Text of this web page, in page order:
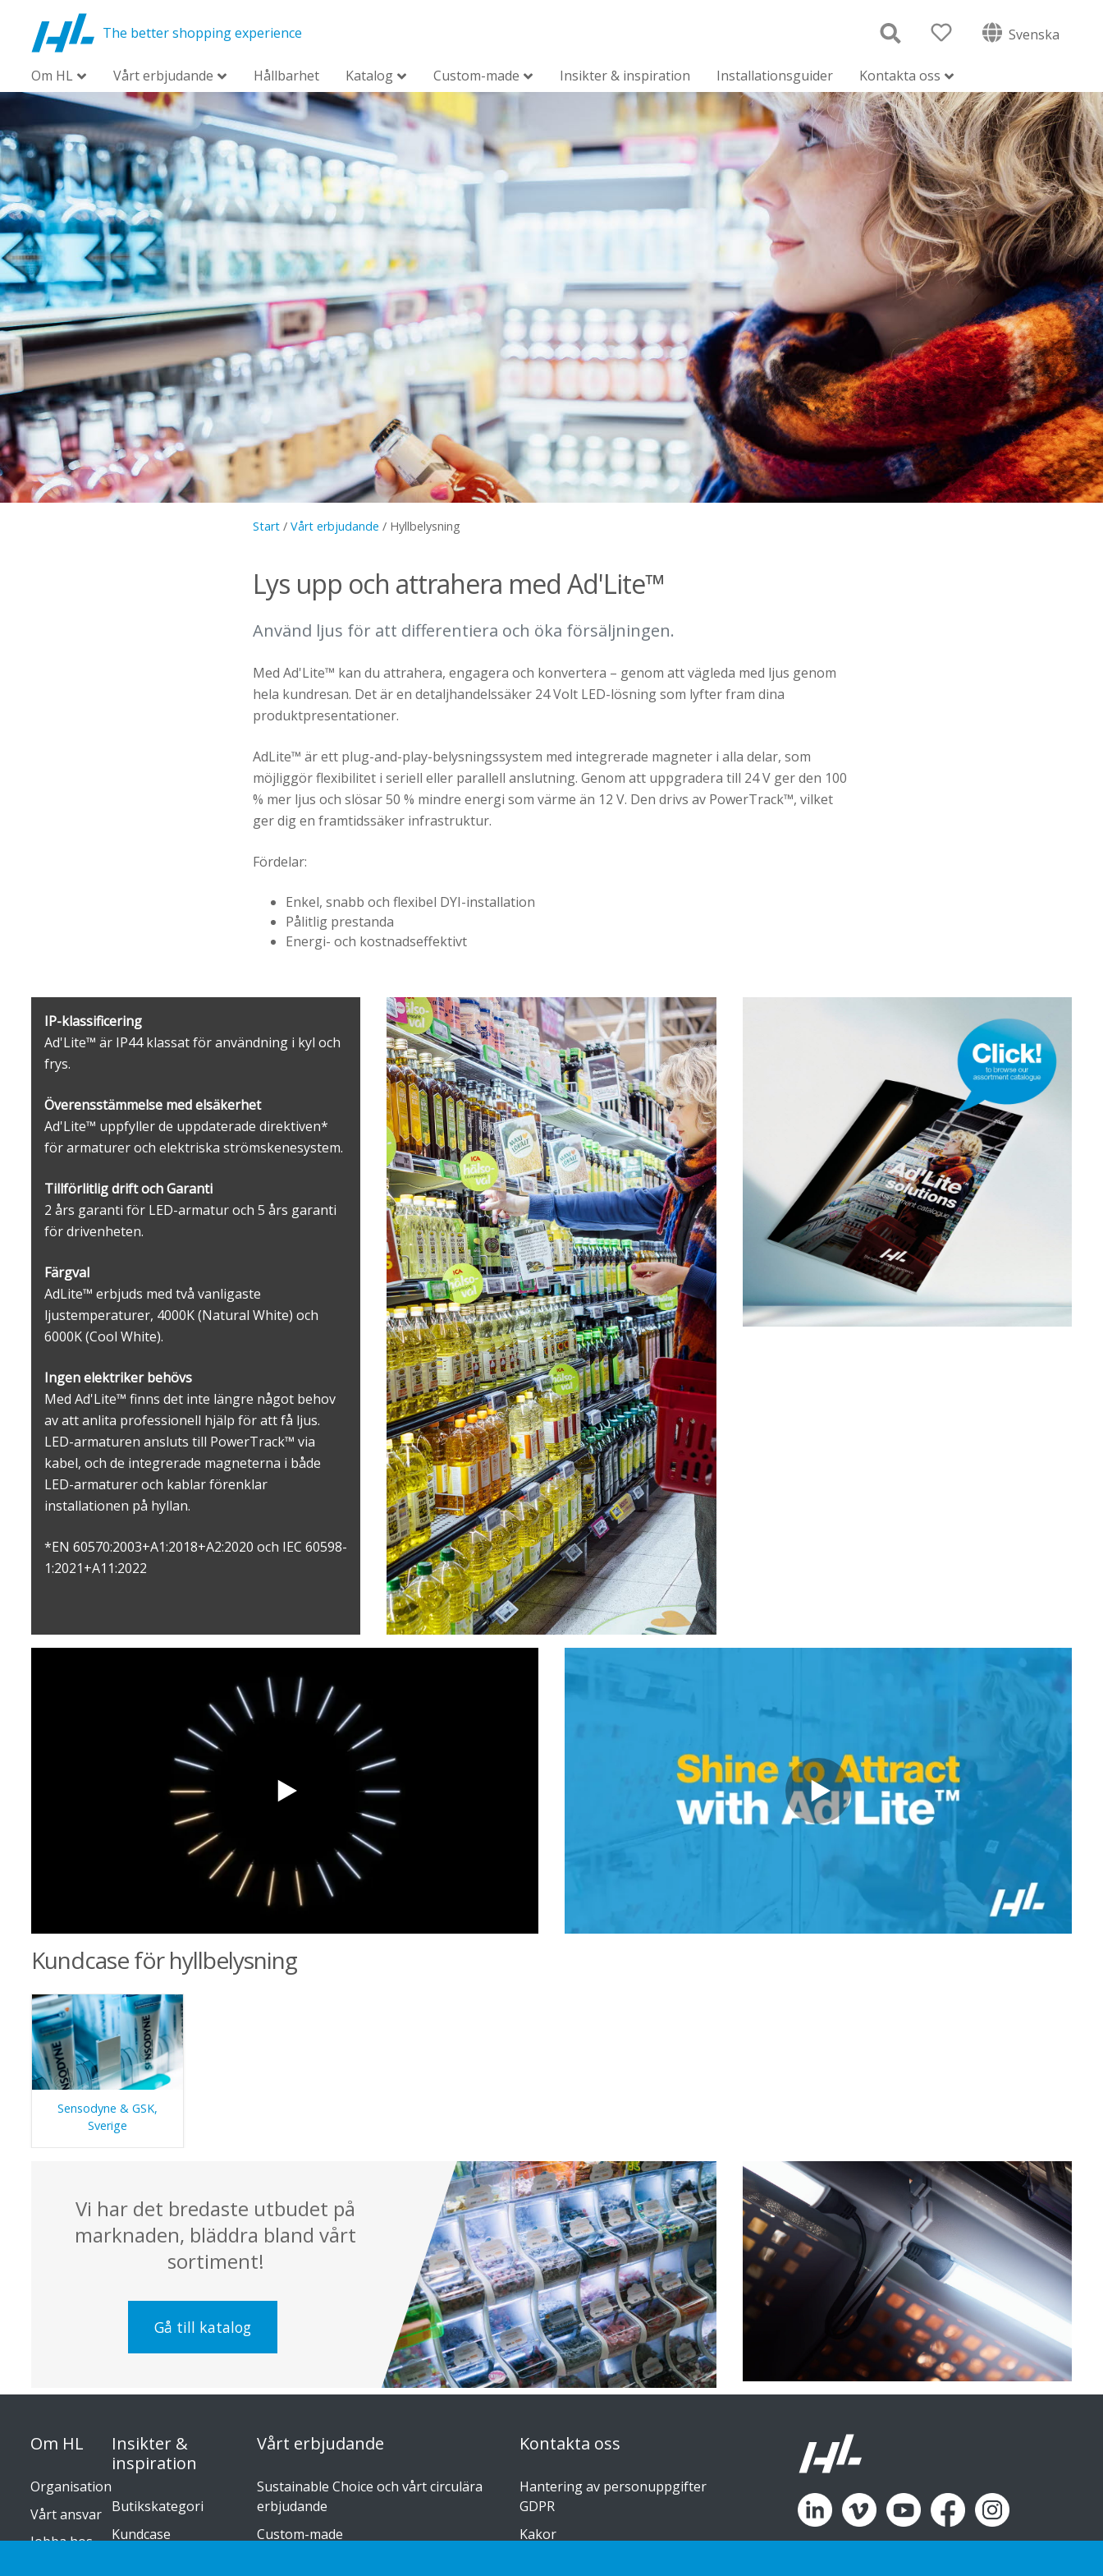
The better shopping experience Svenska
Om HL Vårt erbjudande Hållbarhet Katalog Custom-made Insikter & inspiration Installationsguider Kontakta oss
Start/ Vårt erbjudande / Hyllbelysning
Lys upp och attrahera med Ad'Lite™
Använd ljus för att differentiera och öka försäljningen.
Med Ad'Lite™ kan du attrahera, engagera och konvertera – genom att vägleda med ljus genom
hela kundresan. Det är en detaljhandelssäker 24 Volt LED-lösning som lyfter fram dina
produktpresentationer.
AdLite™ är ett plug-and-play-belysningssystem med integrerade magneter i alla delar, som
möjliggör flexibilitet i seriell eller parallell anslutning. Genom att uppgradera till 24 V ger den 100
% mer ljus och slösar 50 % mindre energi som värme än 12 V. Den drivs av PowerTrack™, vilket
ger dig en framtidssäker infrastruktur.
Fördelar:
Enkel, snabb och flexibel DYI-installation
Pålitlig prestanda
Energi- och kostnadseffektivt
IP-klassificering
Ad'Lite™ är IP44 klassat för användning i kyl och
frys.
Överensstämmelse med elsäkerhet
Ad'Lite™ uppfyller de uppdaterade direktiven*
för armaturer och elektriska strömskenesystem.
Tillförlitlig drift och Garanti
2 års garanti för LED-armatur och 5 års garanti
för drivenheten.
Färgval
AdLite™ erbjuds med två vanligaste
ljustemperaturer, 4000K (Natural White) och
6000K (Cool White).
Ingen elektriker behövs
Med Ad'Lite™ finns det inte längre något behov
av att anlita professionell hjälp för att få ljus.
LED-armaturen ansluts till PowerTrack™ via
kabel, och de integrerade magneterna i både
LED-armaturer och kablar förenklar
installationen på hyllan.
*EN 60570:2003+A1:2018+A2:2020 och IEC 60598-
1:2021+A11:2022
Kundcase för hyllbelysning
Sensodyne & GSK,
Sverige
Vi har det bredaste utbudet på
marknaden, bläddra bland vårt
sortiment!
Gå till katalog
Om HL
Organisation
Vårt ansvar
Jobba hos
Insikter &
inspiration
Butikskategori
Kundcase
Vårt erbjudande
Sustainable Choice och vårt circulära
erbjudande
Custom-made
Kontakta oss
Hantering av personuppgifter
GDPR
Kakor